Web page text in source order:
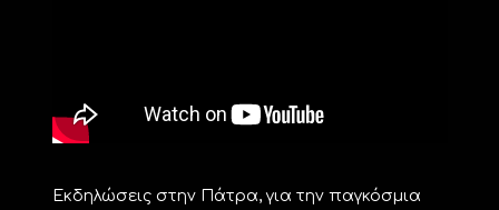
Εκδηλώσεις στην Πάτρα, για την παγκόσμια